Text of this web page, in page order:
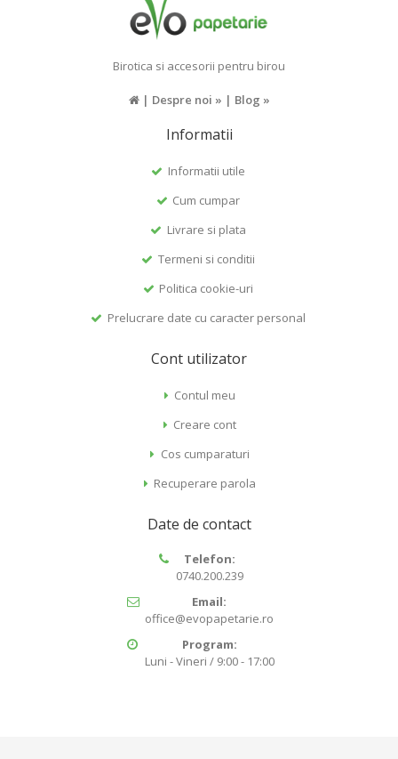
Birotica si accesorii pentru birou
| Despre noi » | Blog »
Informatii
Informatii utile
Cum cumpar
Livrare si plata
Termeni si conditii
Politica cookie-uri
Prelucrare date cu caracter personal
Cont utilizator
Contul meu
Creare cont
Cos cumparaturi
Recuperare parola
Date de contact
Telefon:
0740.200.239
Email:
office@evopapetarie.ro
Program:
Luni - Vineri / 9:00 - 17:00